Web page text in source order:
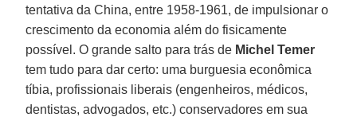
tentativa da China, entre 1958-1961, de impulsionar o
crescimento da economia além do fisicamente
possível. O grande salto para trás de Michel Temer
tem tudo para dar certo: uma burguesia econômica
tíbia, profissionais liberais (engenheiros, médicos,
dentistas, advogados, etc.) conservadores em sua